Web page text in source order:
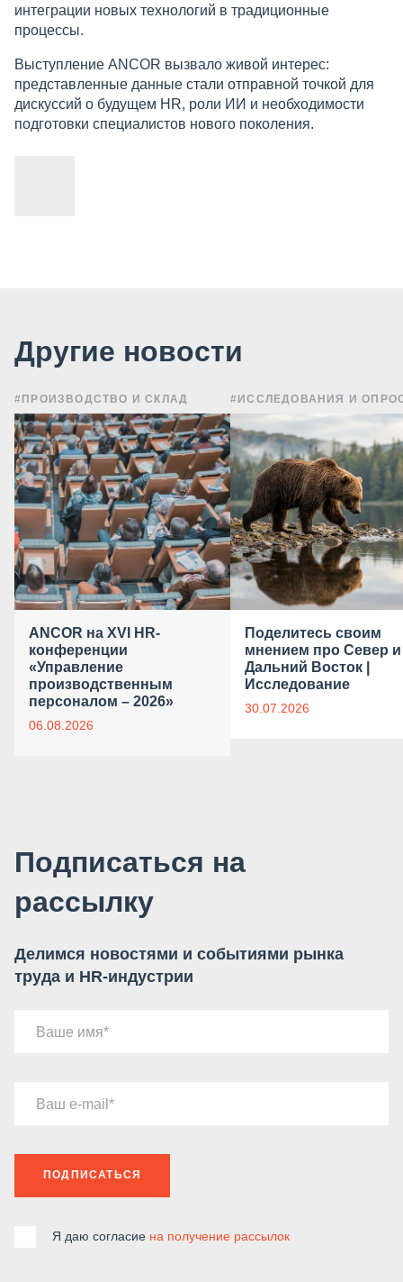
интеграции новых технологий в традиционные
процессы.
Выступление ANCOR вызвало живой интерес:
представленные данные стали отправной точкой для
дискуссий о будущем HR, роли ИИ и необходимости
подготовки специалистов нового поколения.
Другие новости
#ПРОИЗВОДСТВО И СКЛАД
ANCOR на XVI HR-
конференции
«Управление
производственным
персоналом – 2026»
06.08.2026
#ИССЛЕДОВАНИЯ И
Поделитесь своим
мнением про Север и
Дальний Восток |
Исследование
30.07.2026
Подписаться на
рассылку
Делимся новостями и событиями рынка
труда и HR-индустрии
Ваше имя
Ваш e-mail
ПОДПИСАТЬСЯ
Я даю согласие на получение рассылок